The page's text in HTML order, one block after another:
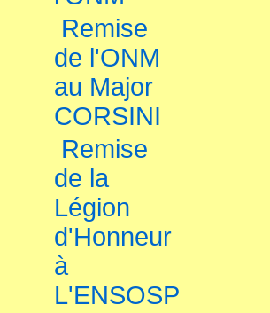
Remise
de l'ONM
au Major
CORSINI
Remise
de la
Légion
d'Honneur
à
L'ENSOSP